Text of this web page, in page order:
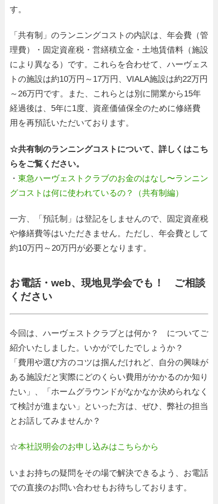
す。
「共有制」のランニングコストの内訳は、年会費（管
理費）・固定資産税・営繕積立金・土地賃借料（施設
により異なる）です。これらを合わせて、ハーヴェス
トの施設は約10万円～17万円、VIALA施設は約22万円
～26万円です。また、これらとは別に開業から15年
経過後は、5年に1度、資産価値保全のために修繕費
用を再預託いただいております。
☆共有制のランニングコストについて、詳しくはこち
らをご覧ください。
・ 東急ハーヴェストクラブのお金のはなし〜ランニン
グコストは何に使われているの？（共有制編）
一方、「預託制」は登記をしませんので、固定資産税
や修繕費等はいただきません。ただし、年会費として
約10万円～20万円が必要となります。
お電話・web、現地見学会でも！ ご相談
ください
今回は、ハーヴェストクラブとは何か？ についてご
紹介いたしました。いかがでしたでしょうか？
「費用や選び方のコツは掴んだけれど、自分の興味が
ある施設だと実際にどのくらい費用がかかるのか知り
たい」、「ホームグラウンドがなかなか決められなく
て検討が進まない」といった方は、ぜひ、弊社の担当
とお話してみませんか？
☆本社説明会のお申し込みはこちらから
いまお持ちの疑問をその場で解決できるよう、お電話
での直接のお問い合わせもお待ちしております。